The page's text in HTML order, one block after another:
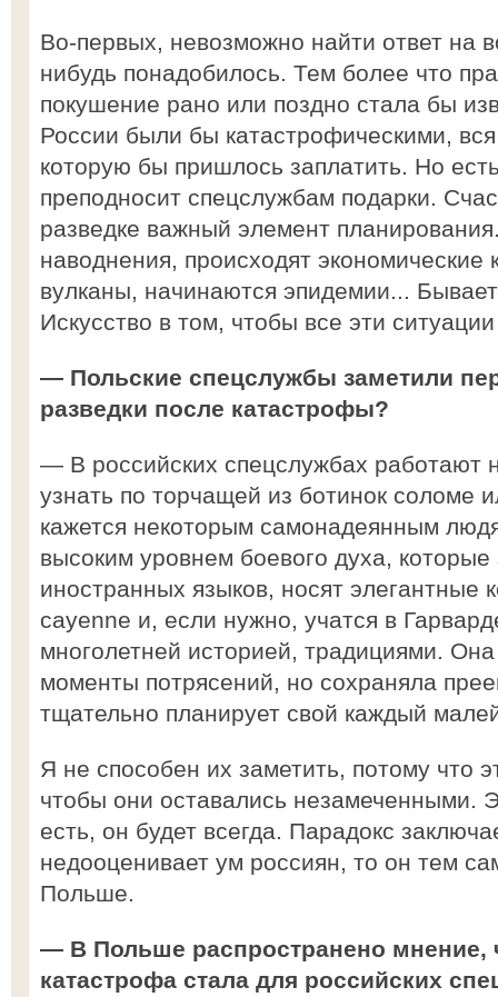
Во-первых, невозможно найти ответ на
нибудь понадобилось. Тем более что
покушение рано или поздно стала бы
России были бы катастрофическими,
которую бы пришлось заплатить. Но
преподносит спецслужбам подарки.
разведке важный элемент
наводнения, происходят
вулканы, начинаются эпидемии...
Искусство в том, чтобы все эти
— Польские спецслужбы заметили
разведки после катастрофы?
— В российских спецслужбах работают
узнать по торчащей из ботинок соломе
кажется некоторым самонадеянным
высоким уровнем боевого духа, которые
иностранных языков, носят элегантные
cayenne и, если нужно, учатся в
многолетней историей, традициями.
моменты потрясений, но сохраняла
тщательно планирует свой каждый
Я не способен их заметить, потому что
чтобы они оставались незамеченными.
есть, он будет всегда. Парадокс
недооценивает ум россиян, то он тем
Польше.
— В Польше распространено мнение,
катастрофа стала для российских